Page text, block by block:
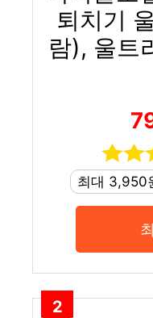
퇴치기
람), 울트
최대 3,950
2